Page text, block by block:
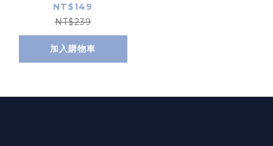
NT$149
NT$239
加入購物車